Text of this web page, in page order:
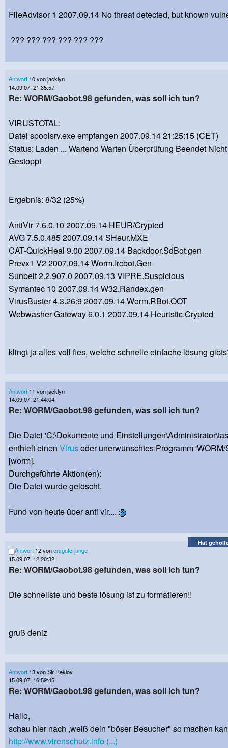
FileAdvisor 1 2007.09.14 No threat detected, but known
??? ??? ??? ??? ??? ???
Antwort 10 von jacklyn
14.09.07, 21:35:57
Re: WORM/Gaobot.98 gefunden, was soll ich tun?
VIRUSTOTAL:
Datei spoolsrv.exe empfangen 2007.09.14 21:25:15 (CET)
Status: Laden ... Wartend Warten Überprüfung Beendet
Gestoppt
Ergebnis: 8/32 (25%)
AntiVir 7.6.0.10 2007.09.14 HEUR/Crypted
AVG 7.5.0.485 2007.09.14 SHeur.MXE
CAT-QuickHeal 9.00 2007.09.14 Backdoor.SdBot.gen
Prevx1 V2 2007.09.14 Worm.Ircbot.Gen
Sunbelt 2.2.907.0 2007.09.13 VIPRE.Suspicious
Symantec 10 2007.09.14 W32.Randex.gen
VirusBuster 4.3.26:9 2007.09.14 Worm.RBot.OOT
Webwasher-Gateway 6.0.1 2007.09.14 Heuristic.Crypted
klingt ja alles voll fies, welche schnelle einfache lösung
Antwort 11 von jacklyn
14.09.07, 21:44:04
Re: WORM/Gaobot.98 gefunden, was soll ich tun?
Die Datei 'C:\Dokumente und
enthielt einen Virusoder unerwünschtes Programm
[worm].
Durchgeführte Aktion(en):
Die Datei wurde gelöscht.
Fund von heute über anti vir....
Hat
Antwort 12 vonersguterjunge
15.09.07, 12:20:32
Re: WORM/Gaobot.98 gefunden, was soll ich tun?
Die schnellste und beste lösung ist zu formatieren!!
gruß deniz
Antwort 13 von Sir Reklov
15.09.07, 16:59:45
Re: WORM/Gaobot.98 gefunden, was soll ich tun?
Hallo,
schau hier nach ,weiß dein "böser Besucher" so machen
http://www.virenschutz.info (...)